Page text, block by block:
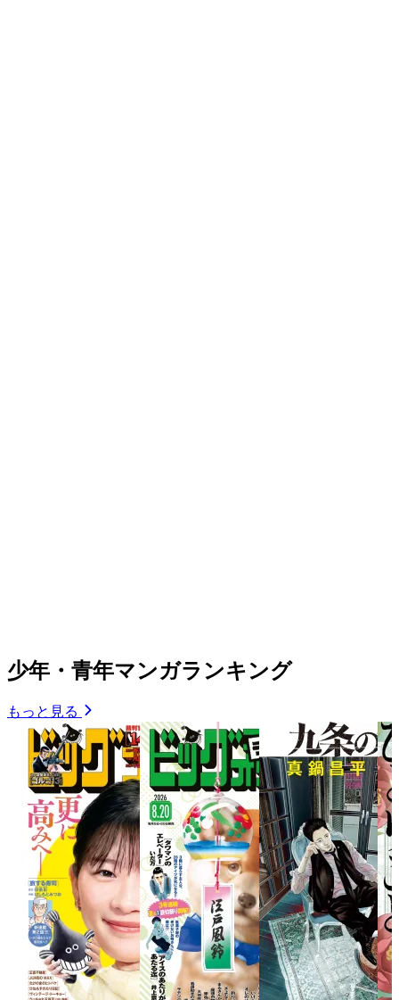
少年・青年マンガランキング
もっと見る